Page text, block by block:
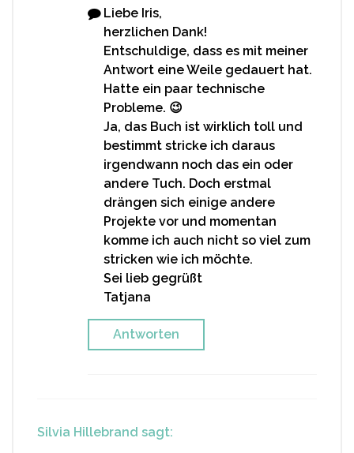
Liebe Iris,
herzlichen Dank!
Entschuldige, dass es mit meiner
Antwort eine Weile gedauert hat.
Hatte ein paar technische
Probleme. 😉
Ja, das Buch ist wirklich toll und
bestimmt stricke ich daraus
irgendwann noch das ein oder
andere Tuch. Doch erstmal
drängen sich einige andere
Projekte vor und momentan
komme ich auch nicht so viel zum
stricken wie ich möchte.
Sei lieb gegrüßt
Tatjana
Antworten
Silvia Hillebrand sagt: